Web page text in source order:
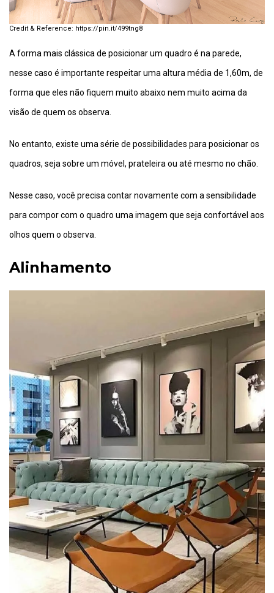
https://pin.it/499tng8
A forma mais clássica de posicionar um quadro é na parede,
nesse caso é importante respeitar uma altura média de 1,60m, de
forma que eles não fiquem muito abaixo nem muito acima da
visão de quem os observa.
No entanto, existe uma série de possibilidades para posicionar os
quadros, seja sobre um móvel, prateleira ou até mesmo no chão.
Nesse caso, você precisa contar novamente com a sensibilidade
para compor com o quadro uma imagem que seja confortável aos
olhos quem o observa.
Alinhamento